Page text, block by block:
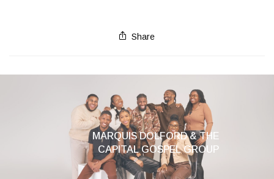
Share
MARQUIS DOLFORD & THE
CAPITAL GOSPEL GROUP